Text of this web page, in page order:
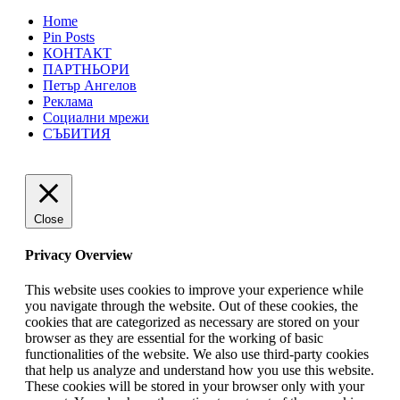
Home
Pin Posts
КОНТАКТ
ПАРТНЬОРИ
Петър Ангелов
Реклама
Социални мрежи
СЪБИТИЯ
Close
Privacy Overview
This website uses cookies to improve your experience while
you navigate through the website. Out of these cookies, the
cookies that are categorized as necessary are stored on your
browser as they are essential for the working of basic
functionalities of the website. We also use third-party cookies
that help us analyze and understand how you use this website.
These cookies will be stored in your browser only with your